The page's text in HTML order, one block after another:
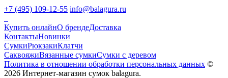
+7 (495) 109-12-55 info@balagura.ru
Купить онлайнО брендеДоставка
КонтактыНовинки
СумкиРюкзакиКлатчи
СаквояжиВязанные сумкиСумки с деревом
Политика в отношении обработки персональных данных ©
2026 Интернет-магазин сумок balagura.